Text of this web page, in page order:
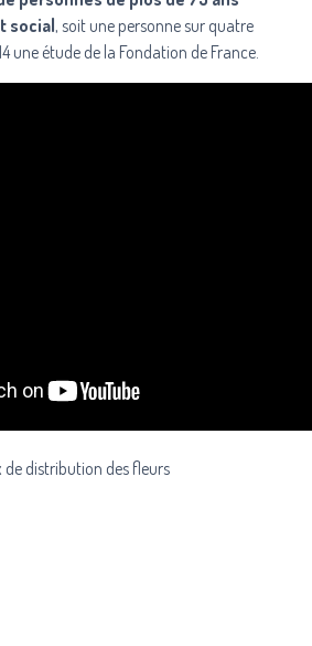
social, soit une personne sur quatre
une étude de la Fondation de France.
de distribution des fleurs